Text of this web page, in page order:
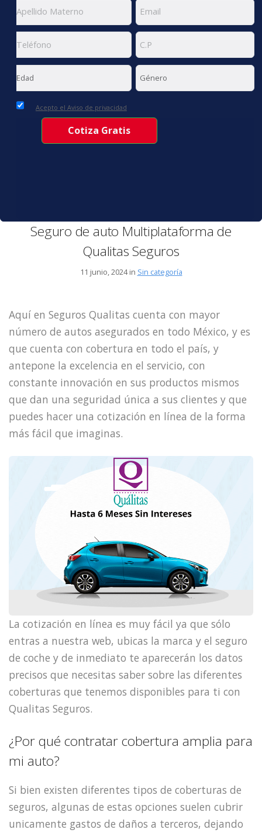
Acepto el Aviso de privacidad
Seguro de auto Multiplataforma de
Qualitas Seguros
11 junio, 2024 in Sin categoría
Aquí en Seguros Qualitas cuenta con mayor
número de autos asegurados en todo México, y es
que cuenta con cobertura en todo el país, y
antepone la excelencia en el servicio, con
constante innovación en sus productos mismos
que dan una seguridad única a sus clientes y que
puedes hacer una cotización en línea de la forma
más fácil que imaginas.
La cotización en línea es muy fácil ya que sólo
entras a nuestra web, ubicas la marca y el seguro
de coche y de inmediato te aparecerán los datos
precisos que necesitas saber sobre las diferentes
coberturas que tenemos disponibles para ti con
Qualitas Seguros.
¿Por qué contratar cobertura amplia para
mi auto?
Si bien existen diferentes tipos de coberturas de
seguros, algunas de estas opciones suelen cubrir
unicamente gastos de daños a terceros, dejando